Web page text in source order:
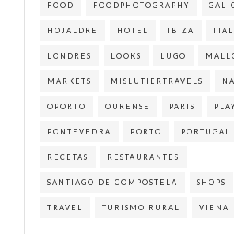
FOOD FOODPHOTOGRAPHY
HOJALDRE HOTEL IBIZA
LONDRES LOOKS LUGO
MARKETS MISLUTIERTRAVELS
OPORTO OURENSE PARIS
PONTEVEDRA PORTO PORTUGAL
RECETAS RESTAURANTES
SANTIAGO DE COMPOSTELA SHOPS
TRAVEL TURISMO RURAL VIENA